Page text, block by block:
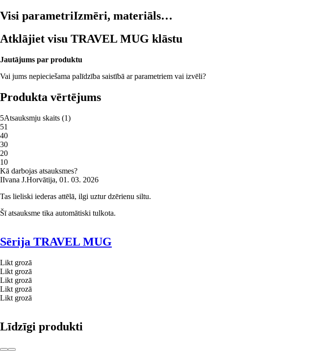
Visi parametriIzmēri, materiāls…
Atklājiet visu TRAVEL MUG klāstu
Jautājums par produktu
Vai jums nepieciešama palīdzība saistībā ar parametriem vai izvēli?
Produkta vērtējums
5Atsauksmju skaits (1)
51
40
30
20
10
Kā darbojas atsauksmes?
IIvana J.Horvātija, 01. 03. 2026
Tas lieliski iederas attēlā, ilgi uztur dzērienu siltu.
Šī atsauksme tika automātiski tulkota.
Sērija TRAVEL MUG
Likt grozā
Likt grozā
Likt grozā
Likt grozā
Likt grozā
Līdzīgi produkti